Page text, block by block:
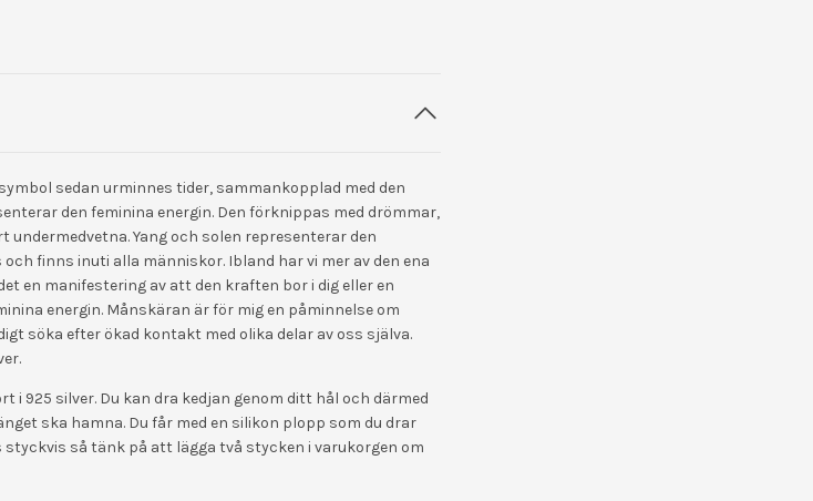
sedan urminnes tider, sammankopplad med den
den feminina energin. Den förknippas med drömmar,
undermedvetna. Yang och solen representerar den
finns inuti alla människor. Ibland har vi mer av den ena
en manifestering av att den kraften bor i dig eller en
energin. Månskäran är för mig en påminnelse om
söka efter ökad kontakt med olika delar av oss själva.
i 925 silver. Du kan dra kedjan genom ditt hål och därmed
ska hamna. Du får med en silikon plopp som du drar
så tänk på att lägga två stycken i varukorgen om